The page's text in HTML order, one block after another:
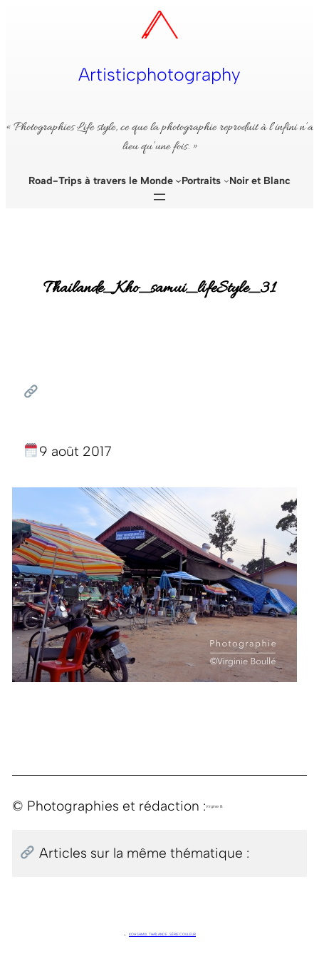
Artisticphotography
« Photographies Life style, ce que la photographie reproduit à l’infini n’a
lieu qu’une fois. »
Road-Trips à travers le Monde Portraits Noir et Blanc
Thailande_Kho_samui_lifeStyle_31
9 août 2017
© Photographies et rédaction :Virginie B.
Articles sur la même thématique :
← KOH SAMUI . THAÏLANDE . SÉRIE COULEUR